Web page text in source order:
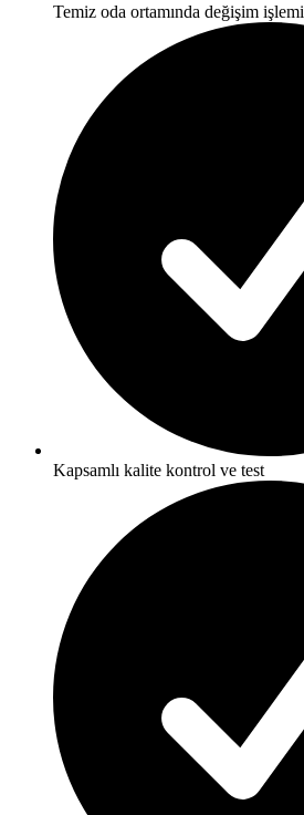
Temiz oda ortamında değişim işlemi
Kapsamlı kalite kontrol ve test